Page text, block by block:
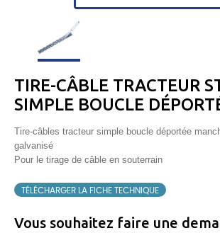
TIRE-CÂBLE TRACTEUR
SIMPLE BOUCLE
Tire-câbles tracteur simple boucle déportée
galvanisé
Pour le tirage de câble en souterrain
TÉLÉCHARGER LA FICHE TECHNIQUE
Vous souhaitez faire une